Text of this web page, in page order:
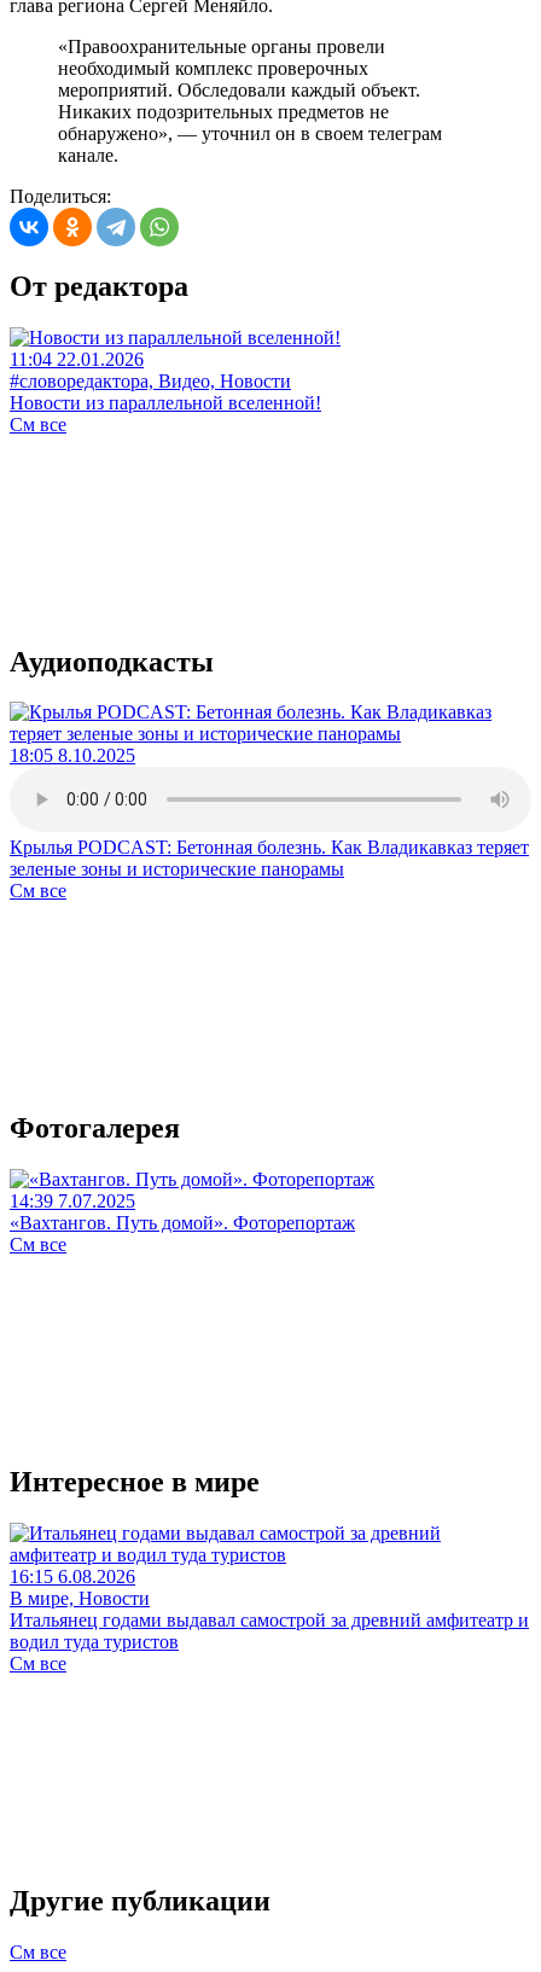
глава региона Сергей Меняйло.
«Правоохранительные органы провели
необходимый комплекс проверочных
мероприятий. Обследовали каждый объект.
Никаких подозрительных предметов не
обнаружено», — уточнил он в своем телеграм
канале.
Поделиться:
От редактора
11:04 22.01.2026
#словоредактора, Видео, Новости
Новости из параллельной вселенной!
См все
Аудиоподкасты
18:05 8.10.2025
Крылья PODCAST: Бетонная болезнь. Как Владикавказ теряет
зеленые зоны и исторические панорамы
См все
Фотогалерея
14:39 7.07.2025
«Вахтангов. Путь домой». Фоторепортаж
См все
Интересное в мире
16:15 6.08.2026
В мире, Новости
Итальянец годами выдавал самострой за древний амфитеатр и
водил туда туристов
См все
Другие публикации
См все